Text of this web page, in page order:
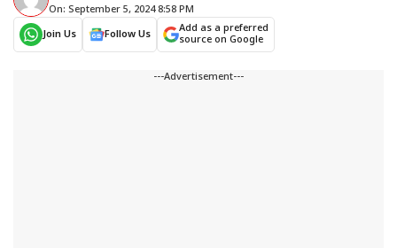
On: September 5, 2024 8:58 PM
Join Us
Follow Us
Add as a preferred
source on Google
---Advertisement---